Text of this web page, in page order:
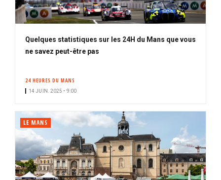
Quelques statistiques sur les 24H du Mans que vous
ne savez peut-être pas
24 HEURES DU MANS
14 JUIN. 2025 • 9:00
LE MANS